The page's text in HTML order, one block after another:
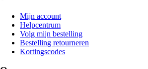
Mijn account
Helpcentrum
Volg mijn bestelling
Bestelling retourneren
Kortingscodes